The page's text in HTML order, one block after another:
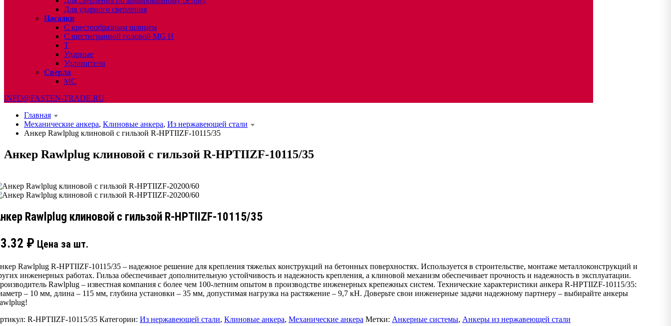
Для ударного сверления
Насадки
С крестообразным шлицем
С шестигранной головой MG H
T
Ударные
Удлинители
Сверла
МС
INFO@FASTEN-TRADE.RU
Главная
Механические анкера, Клиновые анкера, Из нержавеющей стали
Анкер Rawlplug клиновой с гильзой R-HPTIIZF-10115/35
Анкер Rawlplug клиновой с гильзой R-HPTIIZF-10115/35
Rawlplug клиновой с гильзой R-HPTIIZF-10115/35
₽ Цена за шт.
Rawlplug R-HPTIIZF-10115/35 – надежное решение для крепления тяжелых конструкций на бетонных поверхностях. Используется в строительстве, монтаже металлоконструкций и
инженерных работах. Гильза обеспечивает дополнительную устойчивость и надежность крепления, а клиновой механизм обеспечивает прочность и надежность в эксплуатации.
Rawlplug – известная компания с более чем 100-летним опытом в производстве инженерных крепежных систем. Технические характеристики анкера R-HPTIIZF-10115/35:
– 10 мм, длина – 115 мм, глубина установки – 35 мм, допустимая нагрузка на растяжение – 9,7 кН. Доверьте свои инженерные задачи надежному партнеру – выбирайте анкеры
R-HPTIIZF-10115/35 Категории: Из нержавеющей стали, Клиновые анкера, Механические анкера Метки: Анкерные системы, Анкеры из нержавеющей стали